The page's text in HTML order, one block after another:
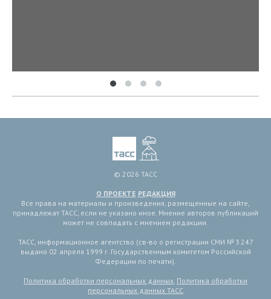
© 2026 ТАСС
О ПРОЕКТЕ РЕДАКЦИЯ
Все права на материалы и произведения, размещенные на сайте,
принадлежат ТАСС, если не указано иное. Мнение авторов публикаций
может не совпадать с мнением редакции.
ТАСС, информационное агентство (св-во о регистрации СМИ № 3 247
выдано 02 апреля 1999 г. Государственным комитетом Российской
Федерации по печати).
Политика обработки персональных данных, Политика обработки
персональных данных ТАСС